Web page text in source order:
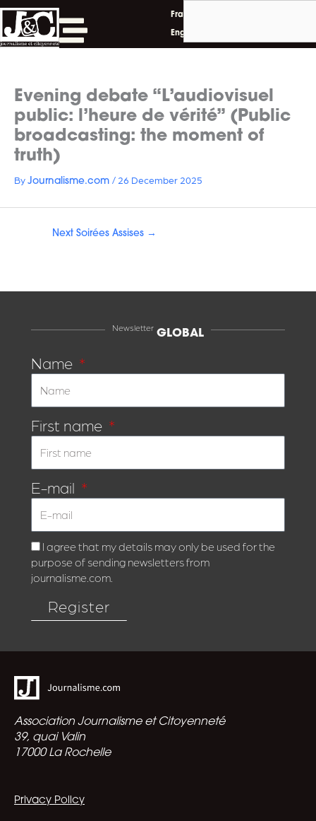
Skip
content
Français
English
Evening debate “L’audiovisuel
public: l’heure de vérité” (Public
broadcasting: the moment of
truth)
By Journalisme.com / 26 December 2025
Next Soirées Assises →
Newsletter
GLOBAL
Name
First name
E-mail
I agree that my details may only be used for the
purpose of sending newsletters from
journalisme.com.
Register
Association Journalisme et Citoyenneté
39, quai Valin
17000 La Rochelle
Privacy Policy